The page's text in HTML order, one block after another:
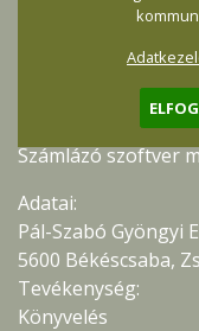
1031 Budapest,
info@szamlazz.hu
Számlázó szoftver
Adatai:
Pál-Szabó Gyöngyi
5600 Békéscsaba,
Tevékenység:
Könyvelés